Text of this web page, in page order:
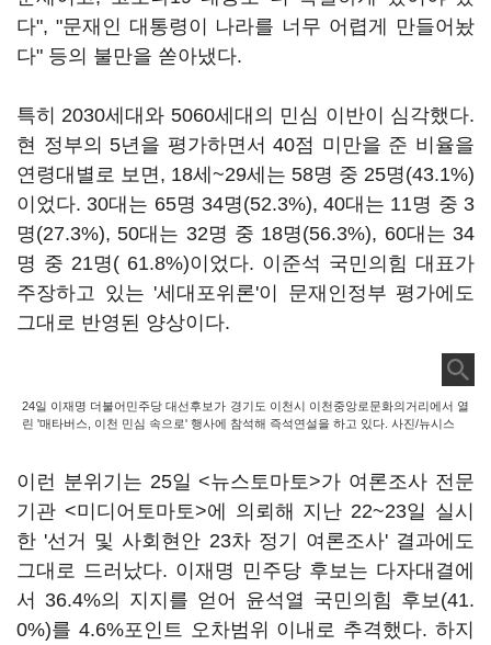
다", "문재인 대통령이 나라를 너무 어렵게 만들어놨
다" 등의 불만을 쏟아냈다.
특히 2030세대와 5060세대의 민심 이반이 심각했다.
현 정부의 5년을 평가하면서 40점 미만을 준 비율을
연령대별로 보면, 18세~29세는 58명 중 25명(43.1%)
이었다. 30대는 65명 34명(52.3%), 40대는 11명 중 3
명(27.3%), 50대는 32명 중 18명(56.3%), 60대는 34
명 중 21명( 61.8%)이었다. 이준석 국민의힘 대표가
주장하고 있는 '세대포위론'이 문재인정부 평가에도
그대로 반영된 양상이다.
24일 이재명 더불어민주당 대선후보가 경기도 이천시 이천중앙로문화의거리에서 열
린 '매타버스, 이천 민심 속으로' 행사에 참석해 즉석연설을 하고 있다. 사진/뉴시스
이런 분위기는 25일 <뉴스토마토>가 여론조사 전문
기관 <미디어토마토>에 의뢰해 지난 22~23일 실시
한 '선거 및 사회현안 23차 정기 여론조사' 결과에도
그대로 드러났다. 이재명 민주당 후보는 다자대결에
서 36.4%의 지지를 얻어 윤석열 국민의힘 후보(41.
0%)를 4.6%포인트 오차범위 이내로 추격했다. 하지